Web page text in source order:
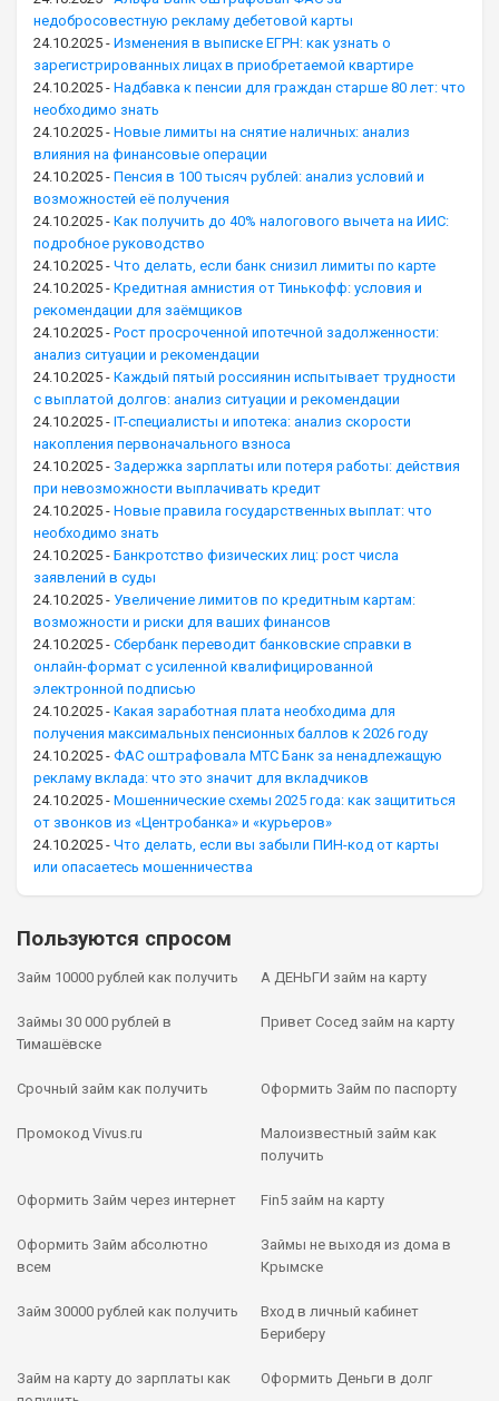
недобросовестную рекламу дебетовой карты
24.10.2025 - Изменения в выписке ЕГРН: как узнать о
зарегистрированных лицах в приобретаемой квартире
24.10.2025 - Надбавка к пенсии для граждан старше 80 лет: что
необходимо знать
24.10.2025 - Новые лимиты на снятие наличных: анализ
влияния на финансовые операции
24.10.2025 - Пенсия в 100 тысяч рублей: анализ условий и
возможностей её получения
24.10.2025 - Как получить до 40% налогового вычета на ИИС:
подробное руководство
24.10.2025 - Что делать, если банк снизил лимиты по карте
24.10.2025 - Кредитная амнистия от Тинькофф: условия и
рекомендации для заёмщиков
24.10.2025 - Рост просроченной ипотечной задолженности:
анализ ситуации и рекомендации
24.10.2025 - Каждый пятый россиянин испытывает трудности
с выплатой долгов: анализ ситуации и рекомендации
24.10.2025 - IT-специалисты и ипотека: анализ скорости
накопления первоначального взноса
24.10.2025 - Задержка зарплаты или потеря работы: действия
при невозможности выплачивать кредит
24.10.2025 - Новые правила государственных выплат: что
необходимо знать
24.10.2025 - Банкротство физических лиц: рост числа
заявлений в суды
24.10.2025 - Увеличение лимитов по кредитным картам:
возможности и риски для ваших финансов
24.10.2025 - Сбербанк переводит банковские справки в
онлайн-формат с усиленной квалифицированной
электронной подписью
24.10.2025 - Какая заработная плата необходима для
получения максимальных пенсионных баллов к 2026 году
24.10.2025 - ФАС оштрафовала МТС Банк за ненадлежащую
рекламу вклада: что это значит для вкладчиков
24.10.2025 - Мошеннические схемы 2025 года: как защититься
от звонков из «Центробанка» и «курьеров»
24.10.2025 - Что делать, если вы забыли ПИН-код от карты
или опасаетесь мошенничества
Пользуются спросом
Займ 10000 рублей как получить А ДЕНЬГИ займ на карту
Займы 30 000 рублей в
Тимашёвске
Привет Сосед займ на карту
Срочный займ как получить Оформить Займ по паспорту
Промокод Vivus.ru
Малоизвестный займ как
получить
Оформить Займ через интернет Fin5 займ на карту
Оформить Займ абсолютно
всем
Займы не выходя из дома в
Крымске
Займ 30000 рублей как получить
Вход в личный кабинет
Бериберу
Займ на карту до зарплаты как
Оформить Деньги в долг